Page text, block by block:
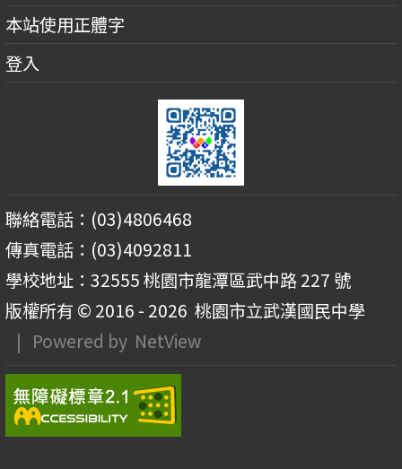
本站使用正體字
登入
聯絡電話：(03)4806468
傳真電話：(03)4092811
學校地址：32555 桃園市龍潭區武中路 227 號
版權所有 © 2016 - 2026 桃園市立武漢國民中學
| Powered by NetView